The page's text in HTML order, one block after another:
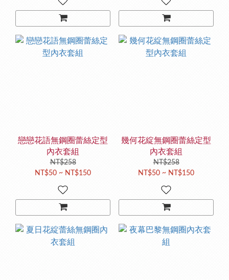
戀戀花語無鋼圈蕾絲定型
內衣套組
NT$258
NT$50 ~ NT$150
幾何花綻無鋼圈蕾絲定型
內衣套組
NT$258
NT$50 ~ NT$150